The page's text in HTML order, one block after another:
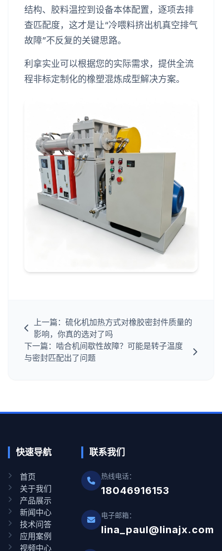
结构、胶料温控到设备本体配置，逐项去排
查匹配度，这才是让“冷喂料挤出机真空排气
故障”不反复的关键思路。
利拿实业可以根据您的实际需求，提供全流
程非标定制化的橡塑混炼成型解决方案。
上一篇：硫化机加热方式对橡胶密封件质量的
影响，你真的选对了吗
下一篇：啮合机间歇性故障？可能是转子温度
与密封匹配出了问题
快速导航
首页
关于我们
产品展示
新闻中心
技术问答
应用案例
视频中心
联系我们
热线电话：
18046916153
电子邮箱：
lina_paul@linajx.com